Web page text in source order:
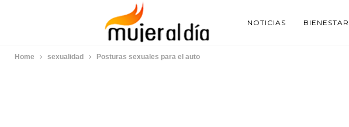
NOTICIAS BIENESTAR
Home sexualidad Posturas sexuales para el auto